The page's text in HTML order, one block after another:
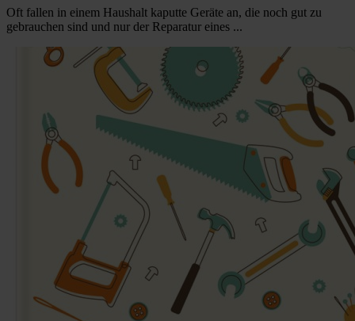
Oft fallen in einem Haushalt kaputte Geräte an, die noch gut zu
gebrauchen sind und nur der Reparatur eines ...